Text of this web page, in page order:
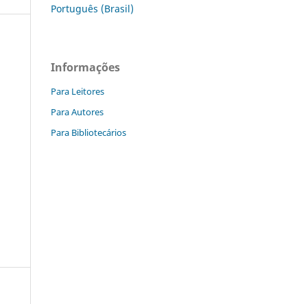
Português (Brasil)
Informações
Para Leitores
Para Autores
Para Bibliotecários